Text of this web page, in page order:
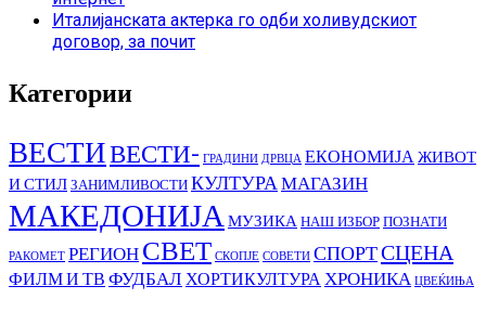
Италијанската актерка го одби холивудскиот
договор, за почит
Категории
ВЕСТИВЕСТИ- ГРАДИНИ ДРВЦА ЕКОНОМИЈА ЖИВОТ
И СТИЛЗАНИМЛИВОСТИКУЛТУРА МАГАЗИН
МАКЕДОНИЈА МУЗИКА НАШ ИЗБОРПОЗНАТИ
РАКОМЕТ РЕГИОНСВЕТ СКОПЈЕ СОВЕТИ СПОРТСЦЕНА
ФИЛМ И ТВ ФУДБАЛ ХОРТИКУЛТУРА ХРОНИКА ЦВЕЌИЊА